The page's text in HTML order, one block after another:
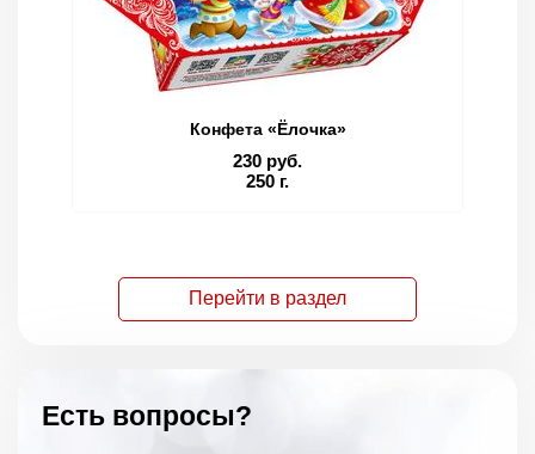
Конфета «Ёлочка»
230 руб.
250 г.
Перейти в раздел
Есть вопросы?